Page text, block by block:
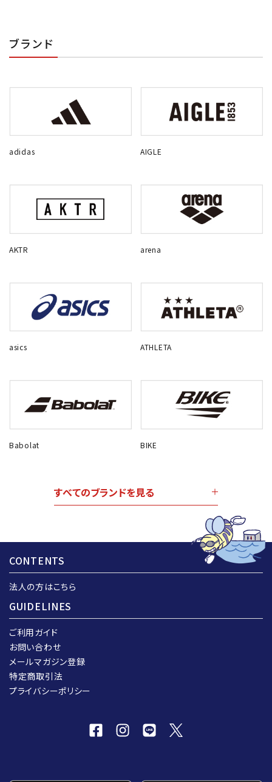
ブランド
adidas AIGLE
AKTR arena
asics ATHLETA
Babolat BIKE
すべてのブランドを見る
CONTENTS
法人の方はこちら
GUIDELINES
ご利用ガイド
お問い合わせ
メールマガジン登録
特定商取引法
プライバシーポリシー